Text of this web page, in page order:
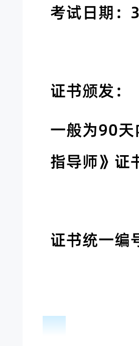
考试日期：
证书颁发：
一般为90
指导师》证
证书统一编
04